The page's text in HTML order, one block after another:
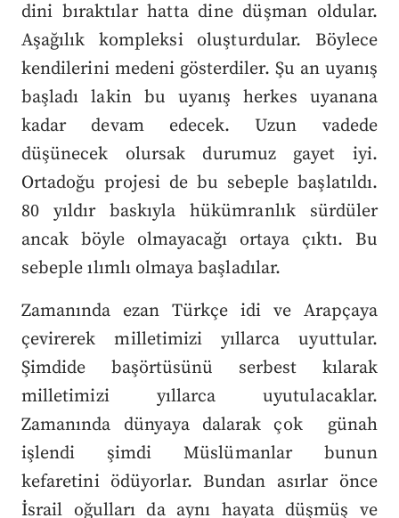
dini bıraktılar hatta dine düşman oldular.
Aşağılık kompleksi oluşturdular. Böylece
kendilerini medeni gösterdiler. Şu an uyanış
başladı lakin bu uyanış herkes uyanana
kadar devam edecek. Uzun vadede
düşünecek olursak durumuz gayet iyi.
Ortadoğu projesi de bu sebeple başlatıldı.
80 yıldır baskıyla hükümranlık sürdüler
ancak böyle olmayacağı ortaya çıktı. Bu
sebeple ılımlı olmaya başladılar.
Zamanında ezan Türkçe idi ve Arapçaya
çevirerek milletimizi yıllarca uyuttular.
Şimdide başörtüsünü serbest kılarak
milletimizi yıllarca uyutulacaklar.
Zamanında dünyaya dalarak çok günah
işlendi şimdi Müslümanlar bunun
kefaretini ödüyorlar. Bundan asırlar önce
İsrail oğulları da aynı hayata düşmüş ve